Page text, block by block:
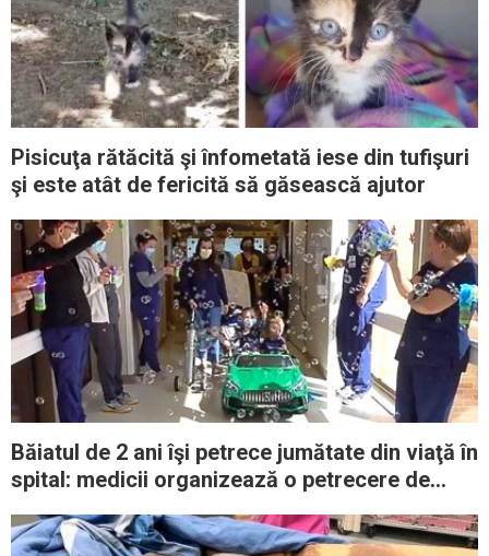
Pisicuţa rătăcită şi înfometată iese din tufişuri
şi este atât de fericită să găsească ajutor
Băiatul de 2 ani îşi petrece jumătate din viaţă în
spital: medicii organizează o petrecere de